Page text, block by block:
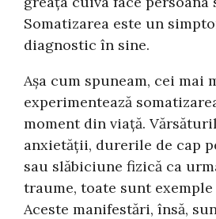
Somatizarea este un
diagnostic în sine.
Așa cum spuneam, cei mai
experimentează
moment din viață.
anxietății, durerile de cap
sau slăbiciune fizică ca
traume, toate sunt exemple
Aceste manifestări, însă,